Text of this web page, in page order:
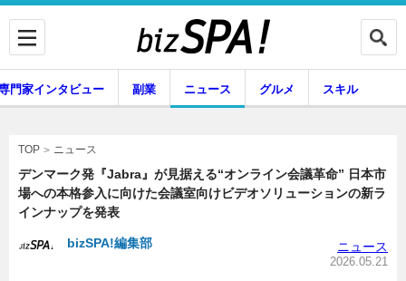
企業インタビュー
門家インタビュー 副業 ニュース グルメ スキル
TOP ニュース
デンマーク発『Jabra』が見据える“オンライン会議革命” 日本市
場への本格参入に向けた会議室向けビデオソリューションの新ラ
インナップを発表
bizSPA!編集部 ニュース
2026.05.21